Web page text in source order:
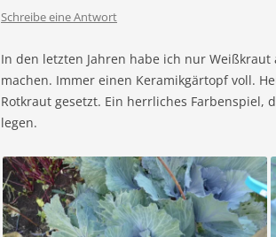
Schreibe eine Antwort
In den letzten Jahren habe ich nur
machen. Immer einen Keramikgärtopf voll.
Rotkraut gesetzt. Ein herrliches Farbenspiel,
legen.